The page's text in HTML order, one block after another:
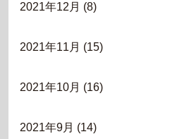
2021年12月 (8)
2021年11月 (15)
2021年10月 (16)
2021年9月 (14)